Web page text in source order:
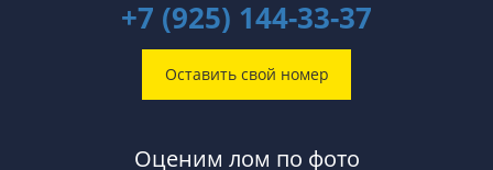
+7 (925) 144-33-37
Оставить свой номер
Оценим лом по фото